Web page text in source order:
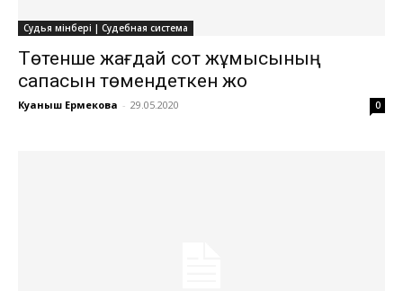
Судья мінбері | Судебная система
Төтенше жағдай сот жұмысының
сапасын төмендеткен жоқ
Куаныш Ермекова - 29.05.2020 0